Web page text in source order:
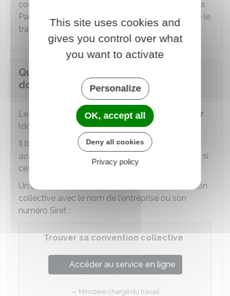
confié et la rémunération du travailleur à domicile.
Par exemple, l'employeur ne peut pas suspendre le
travail pendant plusieurs mois.
Quels sont les droits du travailleur à
domicile ?
Le travailleur à domicile est lié à son
employeur
(donneur d'ouvrage) par uncontrat de travail
Il bénéficie des dispositions des conventions et
accords collectifs
applicables à l'entreprise, sauf si
ces textes excluent les travailleurs à domicile.
Un simulateur permet de rechercher la convention
collective avec le nom de l'entreprise ou son
numéro Siret :
Trouver sa convention collective
Accéder au service en ligne
Ministère chargé du travail
This site uses cookies and
gives you control over what
you want to activate
Personalize
OK, accept all
Deny all cookies
Privacy policy